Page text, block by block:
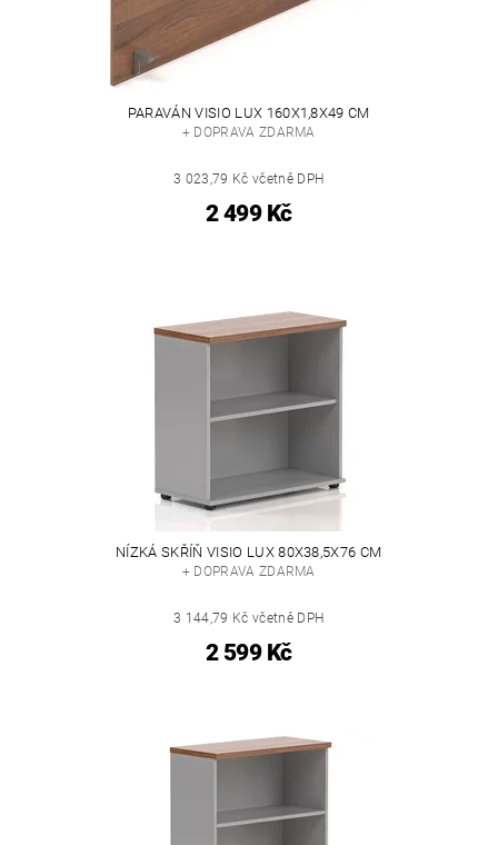
PARAVÁN VISIO LUX 160X1,8X49 CM
+ DOPRAVA ZDARMA
3 023,79 Kč včetně DPH
2 499 Kč
NÍZKÁ SKŘÍŇ VISIO LUX 80X38,5X76 CM
+ DOPRAVA ZDARMA
3 144,79 Kč včetně DPH
2 599 Kč